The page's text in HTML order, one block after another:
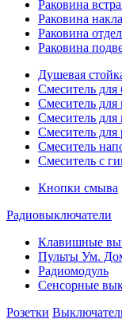
Раковина
Раковина
Раковина
Раковина
Душевая
Смеситель для
Смеситель
Смеситель для
Смеситель для
Смеситель
Смеситель с
Кнопки смыва
Радиовыключатели
Клавишные
Пульты Ум.
Радиомодуль
Сенсорные
Розетки